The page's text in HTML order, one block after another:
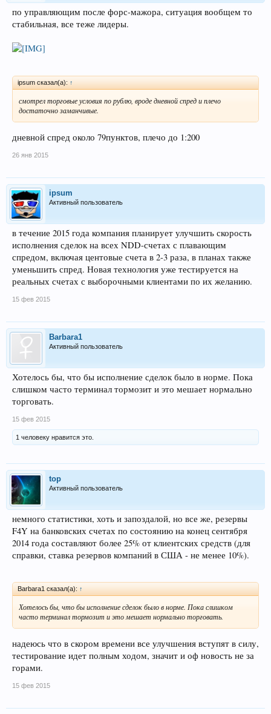
по управляющим после форс-мажора, ситуация вообщем то
стабильная, все теже лидеры.
ipsum сказал(а): ↑
смотрел торговые условия по рублю, вроде дневной спред и плечо
достаточно заманчивые.
дневной спред около 79пунктов, плечо до 1:200
26 янв 2015
ipsum
Активный пользователь
в течение 2015 года компания планирует улучшить скорость
исполнения сделок на всех NDD-счетах с плавающим
спредом, включая центовые счета в 2-3 раза, в планах также
уменьшить спред. Новая технология уже тестируется на
реальных счетах с выборочными клиентами по их желанию.
15 фев 2015
Barbara1
Активный пользователь
Хотелось бы, что бы исполнение сделок было в норме. Пока
слишком часто терминал тормозит и это мешает нормально
торговать.
15 фев 2015
1 человеку нравится это.
top
Активный пользователь
немного статистики, хоть и запоздалой, но все же, резервы
F4Y на банковских счетах по состоянию на конец сентября
2014 года составляют более 25% от клиентских средств (для
справки, ставка резервов компаний в США - не менее 10%).
Barbara1 сказал(а): ↑
Хотелось бы, что бы исполнение сделок было в норме. Пока слишком
часто терминал тормозит и это мешает нормально торговать.
надеюсь что в скором времени все улучшения вступят в силу,
тестирование идет полным ходом, значит и оф новость не за
горами.
15 фев 2015